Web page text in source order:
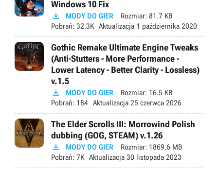
Windows 10 Fix
 MODY DO GIER Rozmiar: 81.7 KB
Pobrań: 32.3K Aktualizacja 1 października 2020
Gothic Remake Ultimate Engine Tweaks
(Anti-Stutters - More Performance -
Lower Latency - Better Clarity - Lossless)
v.1.5
 MODY DO GIER Rozmiar: 16.5 KB
Pobrań: 184 Aktualizacja 25 czerwca 2026
The Elder Scrolls III: Morrowind Polish
dubbing (GOG, STEAM) v.1.26
 MODY DO GIER Rozmiar: 1869.6 MB
Pobrań: 7K Aktualizacja 30 listopada 2023